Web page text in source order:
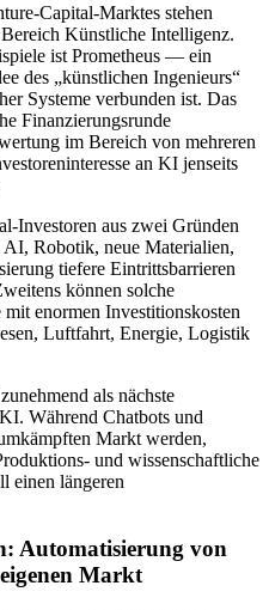
Capital-Marktes stehen
Künstliche Intelligenz.
ist Prometheus — ein
des „künstlichen Ingenieurs“
Systeme verbunden ist. Das
Finanzierungsrunde
im Bereich von mehreren
an KI jenseits
Investoren aus zwei Gründen
Robotik, neue Materialien,
tiefere Eintrittsbarrieren
können solche
enormen Investitionskosten
Luftfahrt, Energie, Logistik
als nächste
Während Chatbots und
Markt werden,
und wissenschaftliche
einen längeren
Automatisierung von
Markt